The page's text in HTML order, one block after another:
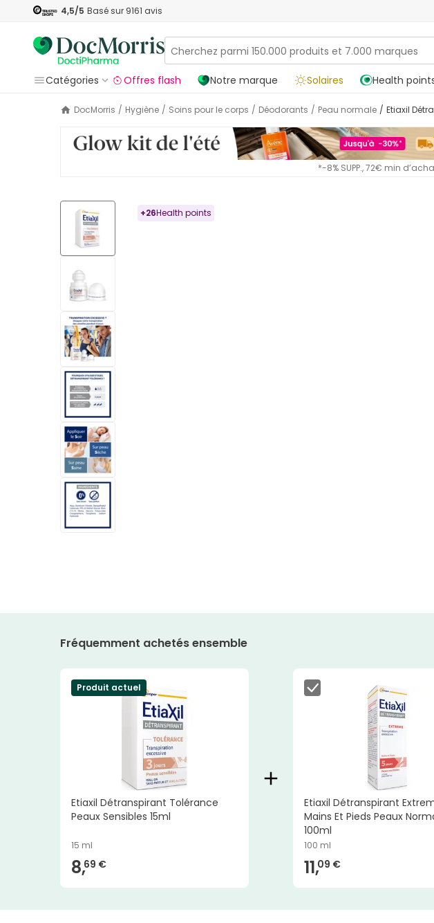
4,5/5 Basé sur 9161 avis
Catégories
Offres flash Notre marque Solaires Health
DocMorris / Hygiène / Soins pour le corps / Déodorants / Peau normale / Etiaxil
*-8% SUPP., 72€ min
+26Health points
Fréquemment achetés ensemble
Produit actuel
Etiaxil Détranspirant Tolérance
Peaux Sensibles 15ml
15 ml
8,69 €
Etiaxil Détranspirant
Mains Et Pieds Peaux
100ml
100 ml
11,09 €